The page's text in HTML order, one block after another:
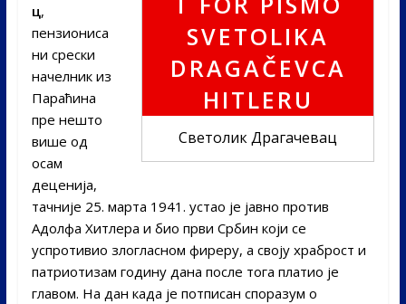
Светолик Драгачевац
ц,
пензиониса
ни срески
начелник из
Параћина
пре нешто
више од
осам
деценија,
тачније 25. марта 1941. устао је јавно против
Адолфа Хитлера и био први Србин који се
успротивио злогласном фиреру, а своју храброст и
патриотизам годину дана после тога платио је
главом. На дан када је потписан споразум о